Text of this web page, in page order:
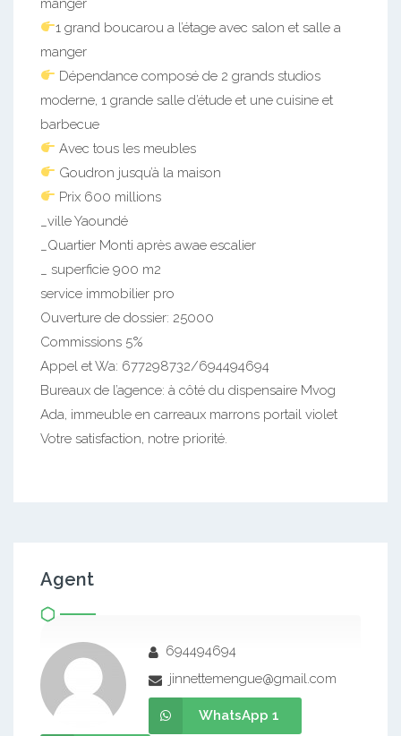
manger
1 grand boucarou a l’étage avec salon et salle a
manger
Dépendance composé de 2 grands studios
moderne, 1 grande salle d’étude et une cuisine et
barbecue
Avec tous les meubles
Goudron jusqu’à la maison
Prix 600 millions
_ville Yaoundé
_Quartier Monti après awae escalier
_ superficie 900 m2
service immobilier pro
Ouverture de dossier: 25000
Commissions 5%
Appel et Wa: 677298732/694494694
Bureaux de l’agence: à côté du dispensaire Mvog
Ada, immeuble en carreaux marrons portail violet
Votre satisfaction, notre priorité.
Agent
694494694
jinnettemengue@gmail.com
WhatsApp 1